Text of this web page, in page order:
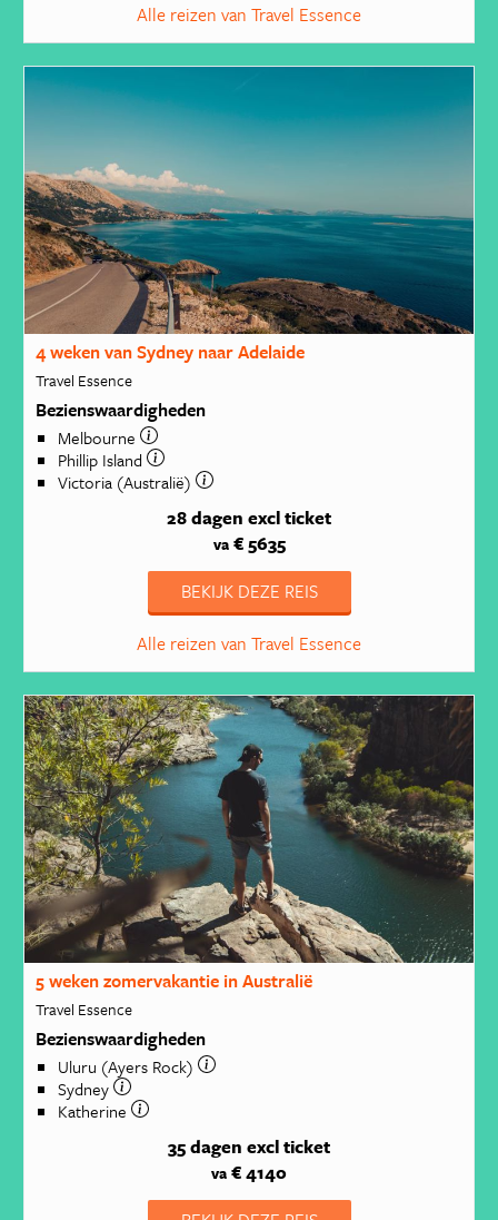
Alle reizen van Travel Essence
4 weken van Sydney naar Adelaide
Travel Essence
Bezienswaardigheden
Melbourne
Phillip Island
Victoria (Australië)
28 dagen excl ticket
va€ 5635
BEKIJK DEZE REIS
Alle reizen van Travel Essence
5 weken zomervakantie in Australië
Travel Essence
Bezienswaardigheden
Uluru (Ayers Rock)
Sydney
Katherine
35 dagen excl ticket
va € 4140